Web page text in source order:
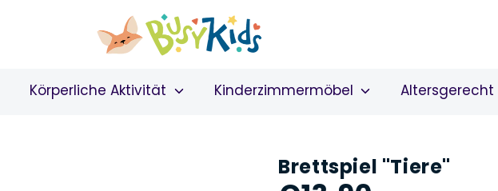
Körperliche Aktivität Kinderzimmermöbel Altersgerecht
Brettspiel "Tiere"